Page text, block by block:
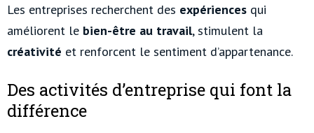
Les entreprises recherchent des expériences qui
améliorent le bien-être au travail, stimulent la
créativité et renforcent le sentiment d’appartenance.
Des activités d’entreprise qui font la
différence